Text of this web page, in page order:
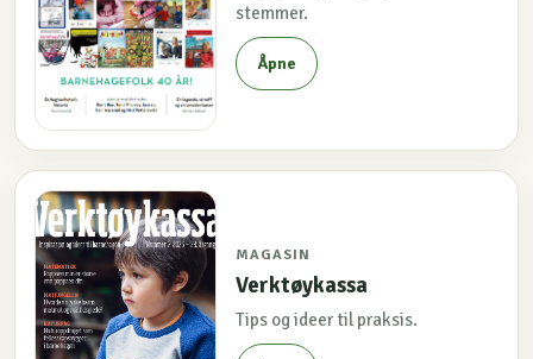
stemmer.
Åpne
MAGASIN
Verktøykassa
Tips og ideer til praksis.